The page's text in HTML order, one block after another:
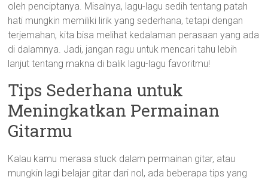
oleh penciptanya. Misalnya, lagu-lagu sedih tentang patah
hati mungkin memiliki lirik yang sederhana, tetapi dengan
terjemahan, kita bisa melihat kedalaman perasaan yang ada
di dalamnya. Jadi, jangan ragu untuk mencari tahu lebih
lanjut tentang makna di balik lagu-lagu favoritmu!
Tips Sederhana untuk
Meningkatkan Permainan
Gitarmu
Kalau kamu merasa stuck dalam permainan gitar, atau
mungkin lagi belajar gitar dari nol, ada beberapa tips yang